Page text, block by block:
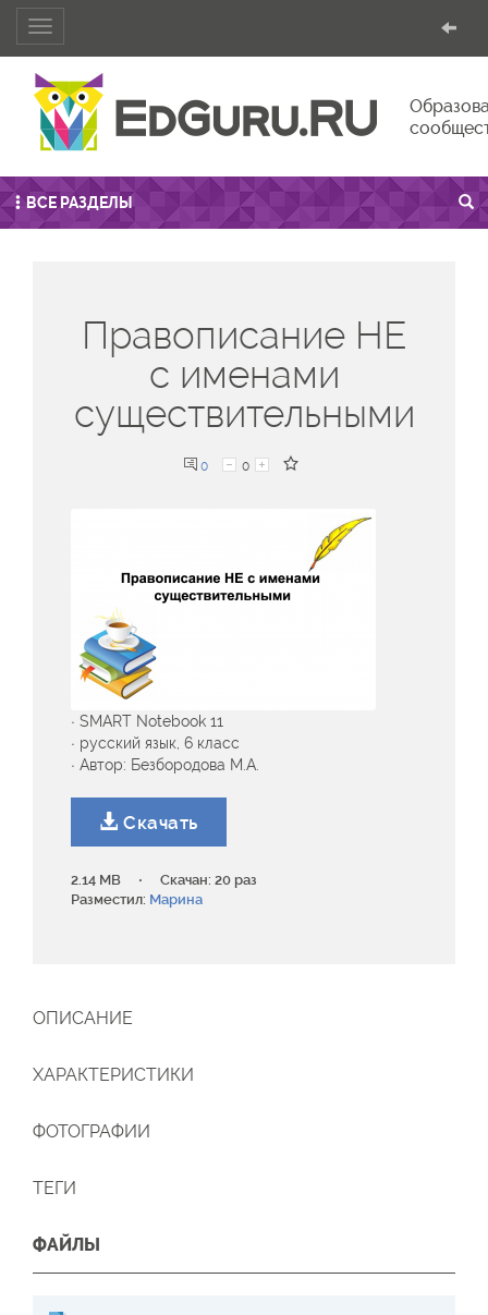
Toggle
navigation
ВСЕ РАЗДЕЛЫ
Правописание НЕ
с именами
существительными
0 0
· SMART Notebook 11
· русский язык, 6 класс
· Автор: Безбородова М.А.
Скачать
2.14 MB ·
Скачан: 20 раз
Разместил: Марина
ОПИСАНИЕ
ХАРАКТЕРИСТИКИ
ФОТОГРАФИИ
ТЕГИ
ФАЙЛЫ